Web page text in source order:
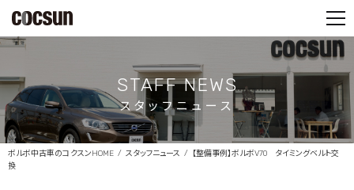
STAFF NEWS
スタッフニュース
ボルボ中古車のコクスンHOME スタッフニュース
【整備事例】ボルボV70 タイミングベルト交
換